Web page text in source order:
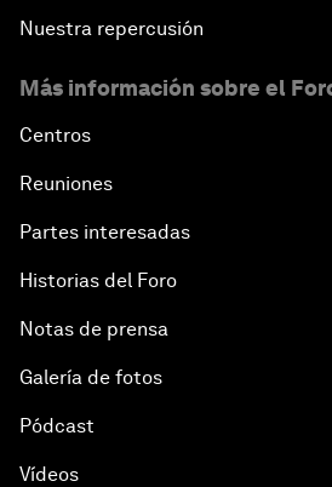
Nuestra repercusión
Más información sobre el
Centros
Reuniones
Partes interesadas
Historias del Foro
Notas de prensa
Galería de fotos
Pódcast
Vídeos